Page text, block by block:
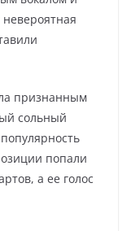
признанным
сольный
попали
а ее голос